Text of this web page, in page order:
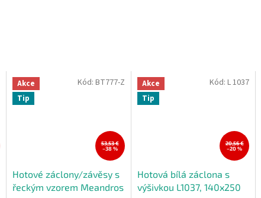
Akce
Tip
53,53 €
–38 %
Hotové záclony/závěsy s
řeckým vzorem Meandros
Kód: BT777-Z
Akce
Tip
20,56 €
–20 %
Hotová bílá záclona s
výšivkou L1037, 140x250
Kód:L 1037